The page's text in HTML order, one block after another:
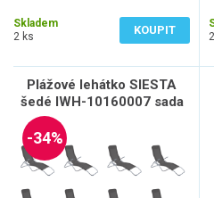
Skladem
2 ks
KOUPIT
Plážové lehátko SIESTA
šedé IWH-10160007 sada
-34%